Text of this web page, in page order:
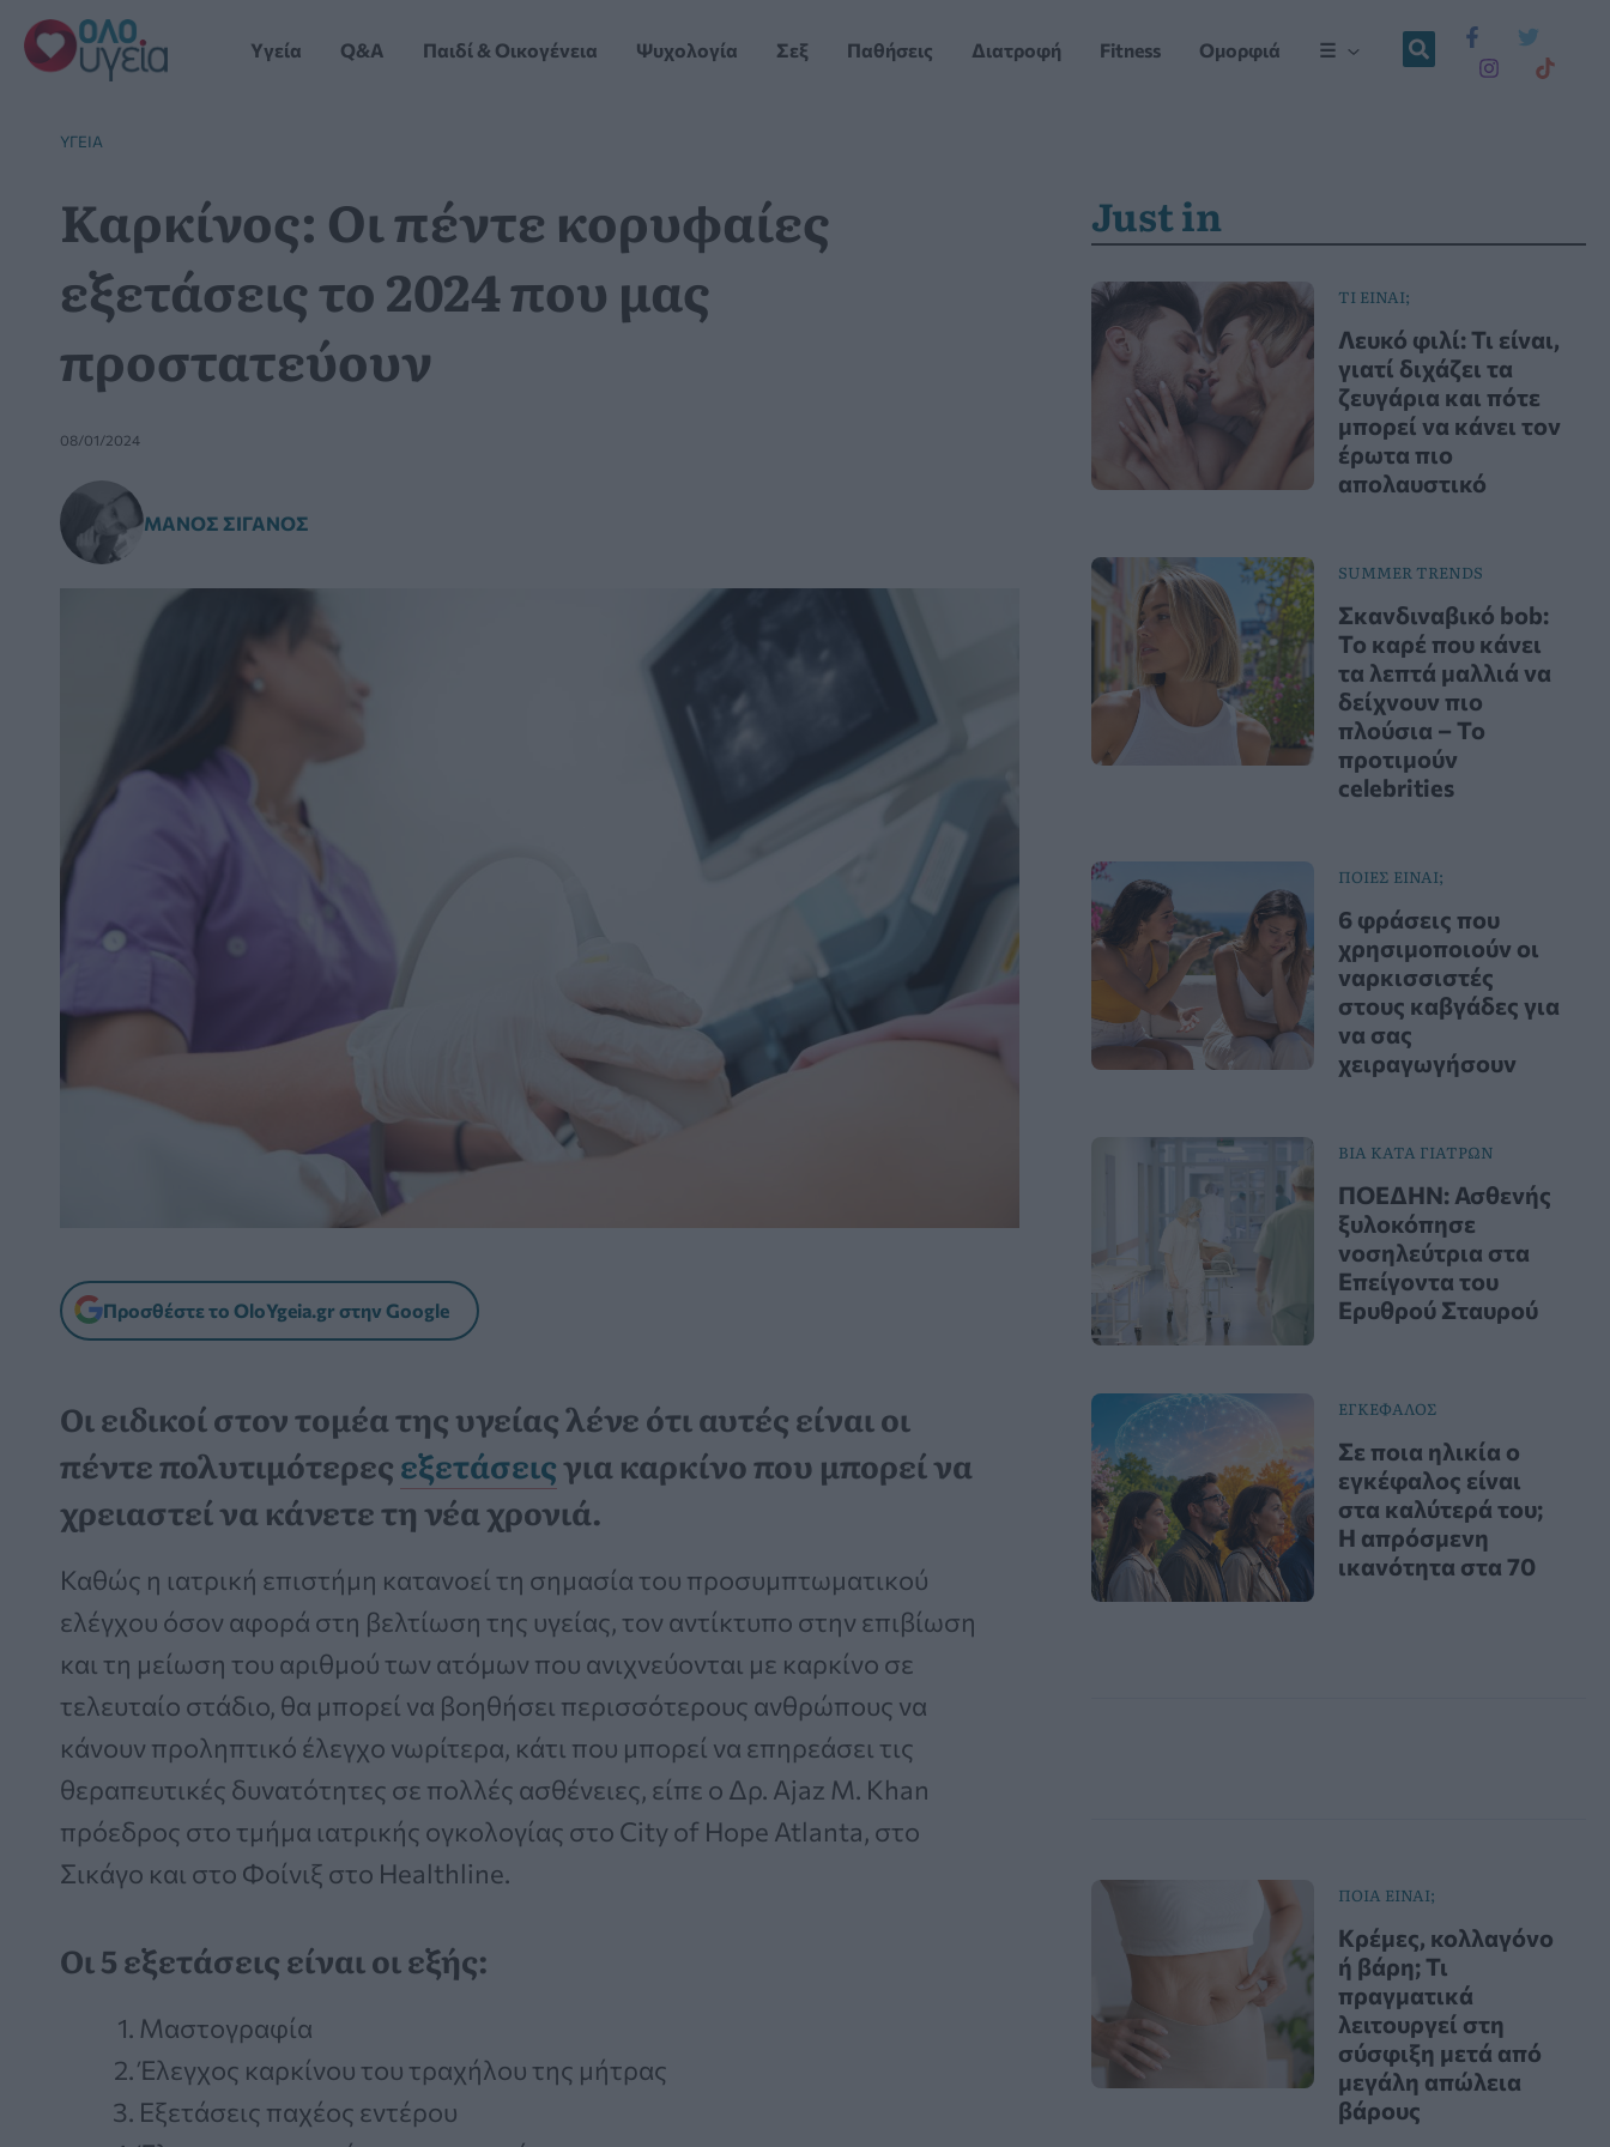
Μετάβαση
στο
περιεχόμενο
Yγεία Q&A Παιδί & Οικογένεια Ψυχολογία Σεξ Παθήσεις Διατροφή Fitness Ομορφιά ☰
YΓΕΊΑ
Καρκίνος: Οι πέντε κορυφαίες
εξετάσεις το 2024 που μας
προστατεύουν
08/01/2024
ΜΆΝΟΣ ΣΙΓΑΝΌΣ
Προσθέστε το OloYgeia.gr στην Google
Οι ειδικοί στον τομέα της υγείας λένε ότι αυτές είναι οι
πέντε πολυτιμότερεςεξετάσειςγια καρκίνο που μπορεί να
χρειαστεί να κάνετε τη νέα χρονιά.
Καθώς η ιατρική επιστήμη κατανοεί τη σημασία του προσυμπτωματικού
ελέγχου όσον αφορά στη βελτίωση της υγείας, τον αντίκτυπο στην επιβίωση
και τη μείωση του αριθμού των ατόμων που ανιχνεύονται με καρκίνο σε
τελευταίο στάδιο, θα μπορεί να βοηθήσει περισσότερους ανθρώπους να
κάνουν προληπτικό έλεγχο νωρίτερα, κάτι που μπορεί να επηρεάσει τις
θεραπευτικές δυνατότητες σε πολλές ασθένειες, είπε ο Δρ. Ajaz M. Khan
πρόεδρος στο τμήμα ιατρικής ογκολογίας στο City of Hope Atlanta, στο
Σικάγο και στο Φοίνιξ στο Healthline.
Οι 5 εξετάσεις είναι οι εξής:
Μαστογραφία
Έλεγχος καρκίνου του τραχήλου της μήτρας
Εξετάσεις παχέος εντέρου
Just in
ΤΙ ΕΙΝΑΙ;
Λευκό φιλί: Τι είναι,
γιατί διχάζει τα
ζευγάρια και πότε
μπορεί να κάνει τον
έρωτα πιο
απολαυστικό
SUMMER TRENDS
Σκανδιναβικό bob:
Το καρέ που κάνει
τα λεπτά μαλλιά να
δείχνουν πιο
πλούσια – Το
προτιμούν
celebrities
ΠΟΙΕΣ ΕΙΝΑΙ;
6 φράσεις που
χρησιμοποιούν οι
ναρκισσιστές
στους καβγάδες για
να σας
χειραγωγήσουν
ΒΙΑ ΚΑΤΑ ΓΙΑΤΡΩΝ
ΠΟΕΔΗΝ: Ασθενής
ξυλοκόπησε
νοσηλεύτρια στα
Επείγοντα του
Ερυθρού Σταυρού
ΕΓΚΕΦΑΛΟΣ
Σε ποια ηλικία ο
εγκέφαλος είναι
στα καλύτερά του;
Η απρόσμενη
ικανότητα στα 70
ΠΟΙΑ ΕΙΝΑΙ;
Κρέμες, κολλαγόνο
ή βάρη; Τι
πραγματικά
λειτουργεί στη
σύσφιξη μετά από
μεγάλη απώλεια
βάρους